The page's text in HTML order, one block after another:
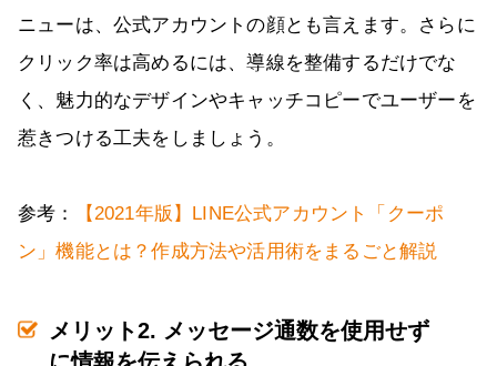
ニューは、公式アカウントの顔とも言えます。さらに
クリック率は高めるには、導線を整備するだけでな
く、魅力的なデザインやキャッチコピーでユーザーを
惹きつける工夫をしましょう。
参考：
【2021年版】LINE公式アカウント「クーポ
ン」機能とは？作成方法や活用術をまるごと解説
メリット2. メッセージ通数を使用せず